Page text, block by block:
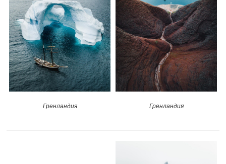
Гренландия Гренландия